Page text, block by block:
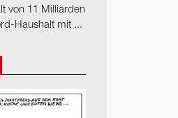
von 11 Milliarden
Haushalt mit ...